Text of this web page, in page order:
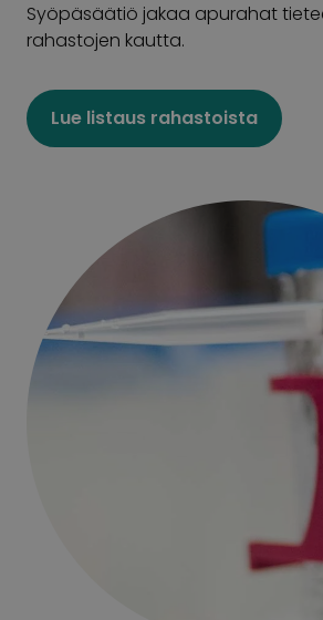
Syöpäsäätiö jakaa apurahat
rahastojen kautta.
Lue listaus rahastoista